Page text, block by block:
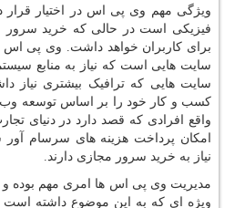
ویژگی مهم وی پی اس در اختیار قرار
فیزیکی است در حالی که خرید سرور
برای کاربران خواهد داشت. وی پی اس
سایت هایی است که نیاز به منابع
سایت هایی که ترافیک بیشتری نیاز
کسب و کار خود را بر اساس توسعه وب
واقع افرادی که قصد دارد در دنیای
امکان پرداخت هزینه های سرسام آور
نیاز به خرید سرور مجازی دارند.
مدیریت وی پی اس ها امری مهم بوده
ویژه ای که به این موضوع داشته